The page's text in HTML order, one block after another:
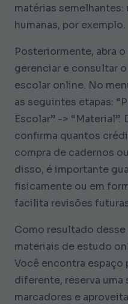
matérias semelhantes:
humanas, por exemplo.
Posteriormente, abra
gerenciar e consultar
escolar online. No
as seguintes etapas:
Escolar” -> “Material”.
confirma quantos
compra de cadernos
disso, é importante
fisicamente ou em
facilita revisões
Como resultado
materiais de estudo
Você encontra espaço
diferente, reserva
marcadores e